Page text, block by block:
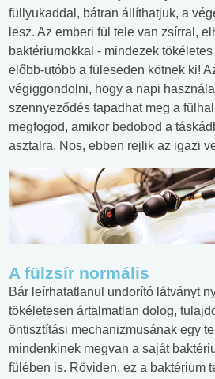
füllyukaddal, bátran állíthatjuk, a
lesz. Az emberi fül tele van zsírral,
baktériumokkal - mindezek
előbb-utóbb a füleseden kötnek ki!
végiggondolni, hogy a napi
szennyeződés tapadhat meg a
megfogod, amikor bedobod a
asztalra. Nos, ebben rejlik az igazi
A fülzsír normális
Bár leírhatatlanul undorító látványt
tökéletesen ártalmatlan dolog,
öntisztítási mechanizmusának egy
mindenkinek megvan a saját
fülében is. Röviden, ez a baktérium